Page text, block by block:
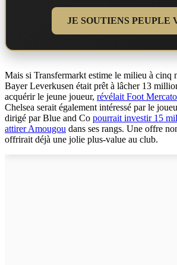
JE SOUTIENS PEUPLE
Mais si Transfermarkt estime le milieu à cinq
Bayer Leverkusen était prêt à lâcher 13
acquérir le jeune joueur, révélait Foot Mercato
Chelsea serait également intéressé par le
dirigé par Blue and Co pourrait investir 15
attirer Amougou dans ses rangs. Une offre
offrirait déjà une jolie plus-value au club.